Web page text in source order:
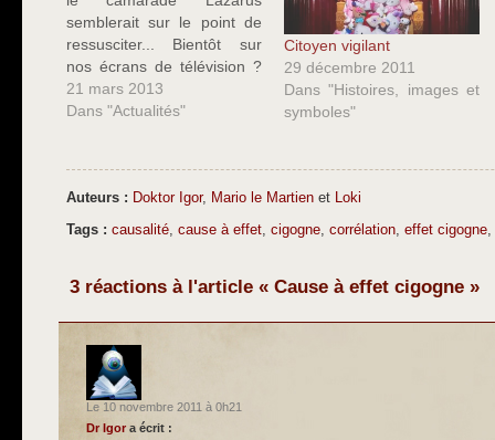
semblerait sur le point de
ressusciter... Bientôt sur
nos écrans de télévision ?
Votez ! Lazarus, c'est le
nom de cette excellente
transmédia foisonnante : un
site internet…
21 mars 2013
Dans "Actualités"
Citoyen vigilant
29 décembre 2011
Dans "Histoires, images et
symboles"
Auteurs : Doktor Igor, Mario le Martien et Loki
Tags : causalité, cause à effet, cigogne, corrélation, effet cigogne,
3 réactions à l'article « Cause à effet cigogne »
Le 10 novembre 2011 à 0h21
Dr Igora écrit :